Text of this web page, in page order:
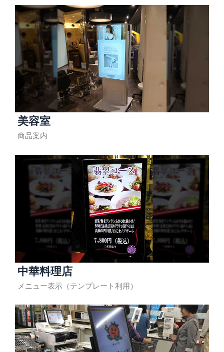
美容室
商品案内
中華料理店
メニュー表示（テンプレート利用）